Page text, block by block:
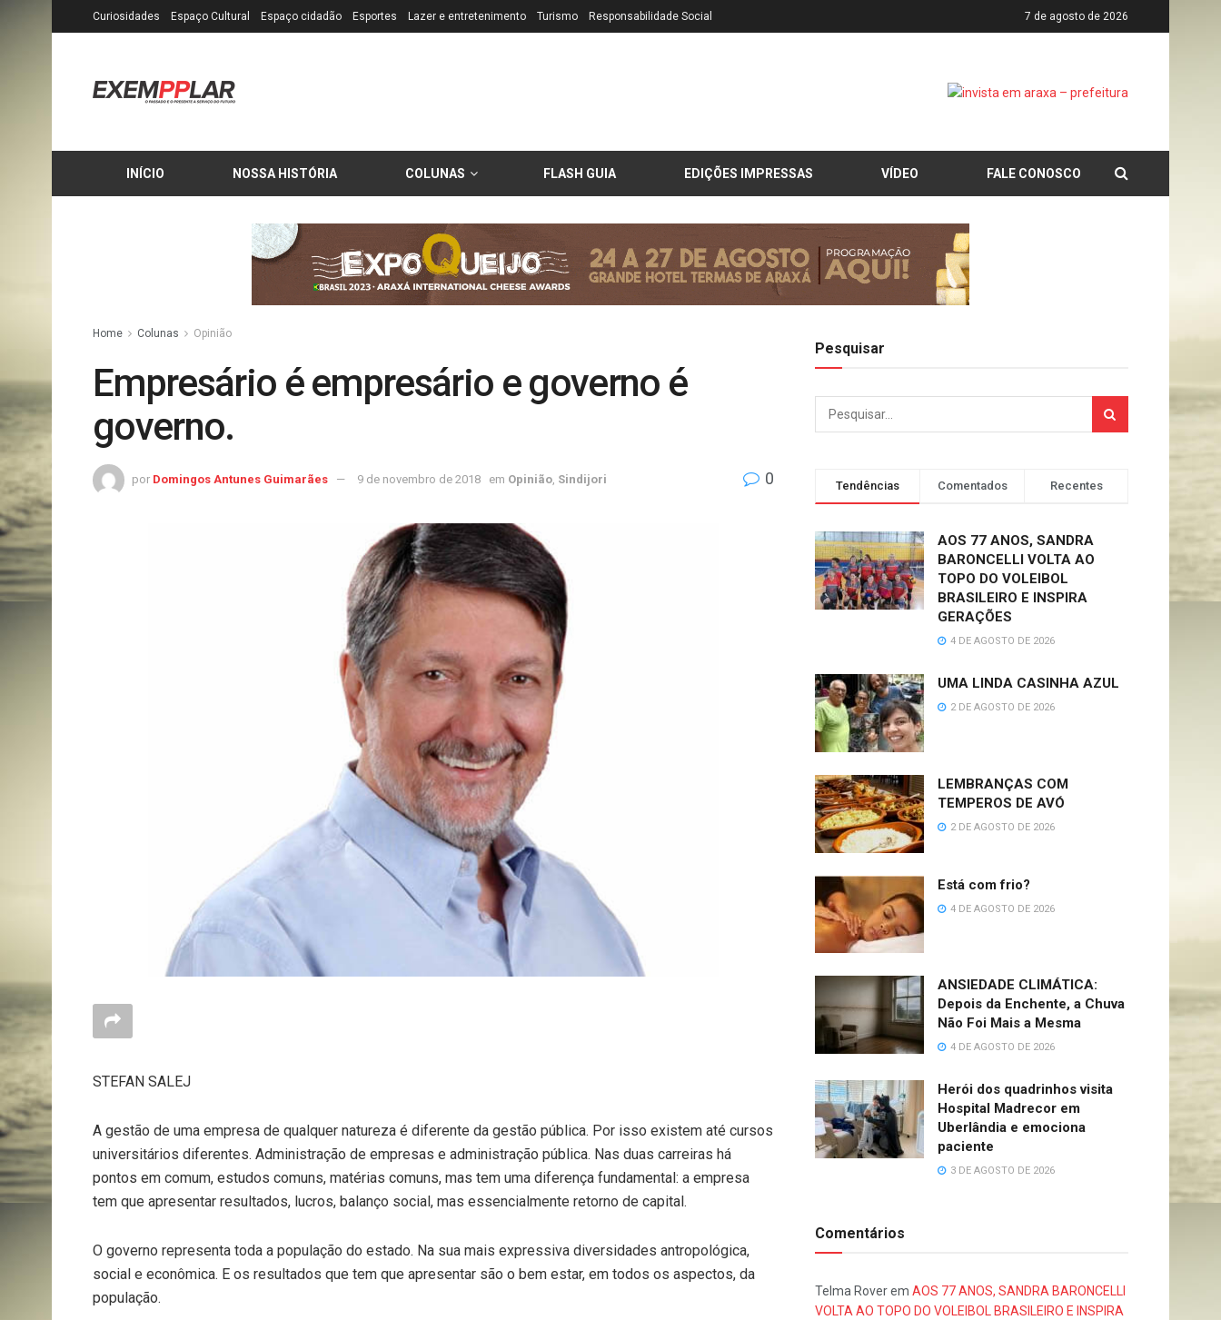
Curiosidades Espaço Cultural Espaço cidadão Esportes Lazer e entretenimento Turismo Responsabilidade Social 7 de agosto de 2026
INÍCIO NOSSA HISTÓRIA COLUNAS FLASH GUIA EDIÇÕES IMPRESSAS VÍDEO FALE CONOSCO
Home Colunas Opinião
Empresário é empresário e governo é
governo.
por Domingos Antunes Guimarães 9 de novembro de 2018 em Opinião Sindijori 0
STEFAN SALEJ
A gestão de uma empresa de qualquer natureza é diferente da gestão pública. Por isso existem até cursos
universitários diferentes. Administração de empresas e administração pública. Nas duas carreiras há
pontos em comum, estudos comuns, matérias comuns, mas tem uma diferença fundamental: a empresa
tem que apresentar resultados, lucros, balanço social, mas essencialmente retorno de capital.
O governo representa toda a população do estado. Na sua mais expressiva diversidades antropológica,
social e econômica. E os resultados que tem que apresentar são o bem estar, em todos os aspectos, da
população.
Pesquisar
Tendências Comentados Recentes
AOS 77 ANOS, SANDRA
BARONCELLI VOLTA AO
TOPO DO VOLEIBOL
BRASILEIRO E INSPIRA
GERAÇÕES
4 DE AGOSTO DE 2026
UMA LINDA CASINHA AZUL
2 DE AGOSTO DE 2026
LEMBRANÇAS COM
TEMPEROS DE AVÓ
2 DE AGOSTO DE 2026
Está com frio?
4 DE AGOSTO DE 2026
ANSIEDADE CLIMÁTICA:
Depois da Enchente, a Chuva
Não Foi Mais a Mesma
4 DE AGOSTO DE 2026
Herói dos quadrinhos visita
Hospital Madrecor em
Uberlândia e emociona
paciente
3 DE AGOSTO DE 2026
Comentários
Telma Roverem AOS 77 ANOS, SANDRA BARONCELLI
VOLTA AO TOPO DO VOLEIBOL BRASILEIRO E INSPIRA